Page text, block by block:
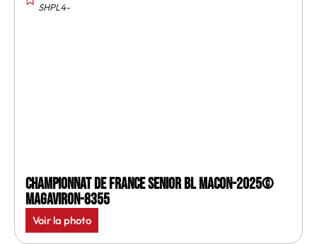
SHPL4-
Championnat de France senior BL Macon-2025©
MagAviron-8355
Voir la photo